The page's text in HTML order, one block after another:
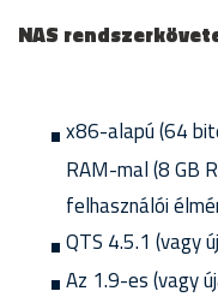
NAS
x86-alapú (64
RAM-mal (8 GB
felhasználói
QTS 4.5.1 (vagy
Az 1.9-es (vagy